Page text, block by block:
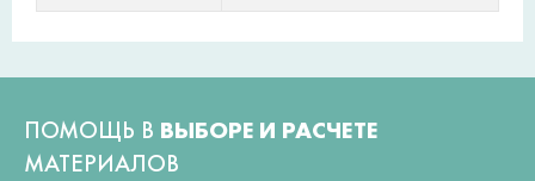
ПОМОЩЬ В ВЫБОРЕ И РАСЧЕТЕ
МАТЕРИАЛОВ